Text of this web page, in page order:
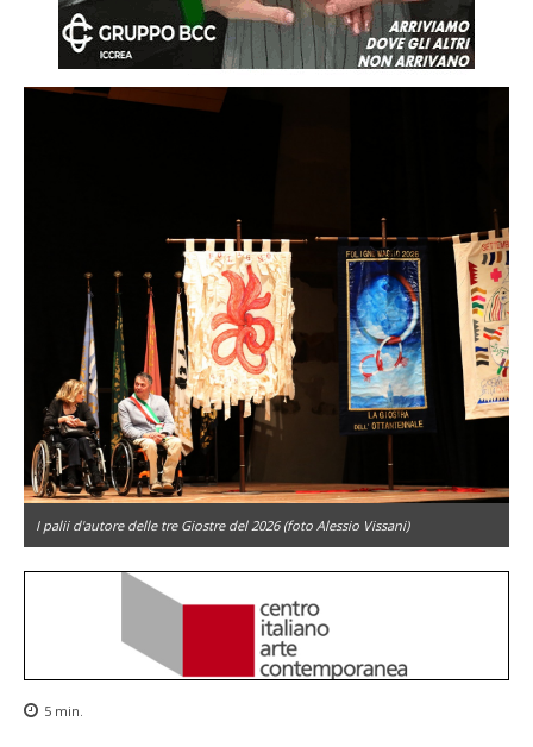
I palii d'autore delle tre Giostre del 2026 (foto Alessio Vissani)
5 min.